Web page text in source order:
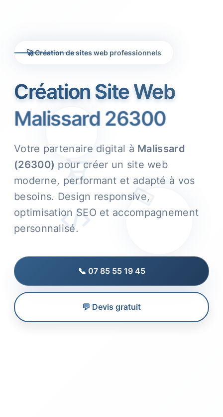
🚀 Création de sites web professionnels
Création Site Web
Malissard 26300
Votre partenaire digital à Malissard
(26300) pour créer un site web
moderne, performant et adapté à vos
besoins. Design responsive,
optimisation SEO et accompagnement
personnalisé.
📞 07 85 55 19 45
💬 Devis gratuit